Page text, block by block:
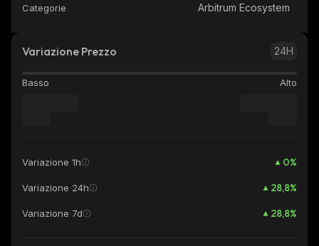
Categorie Arbitrum Ecosystem
Variazione Prezzo 24H
Basso Alto
Variazione 1h 0%
Variazione 24h 28,8%
Variazione 7d 28,8%